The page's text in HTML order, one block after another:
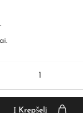
Į Krepšelį